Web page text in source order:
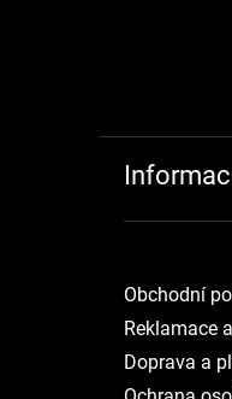
Obchodní
Reklamace
Doprava a